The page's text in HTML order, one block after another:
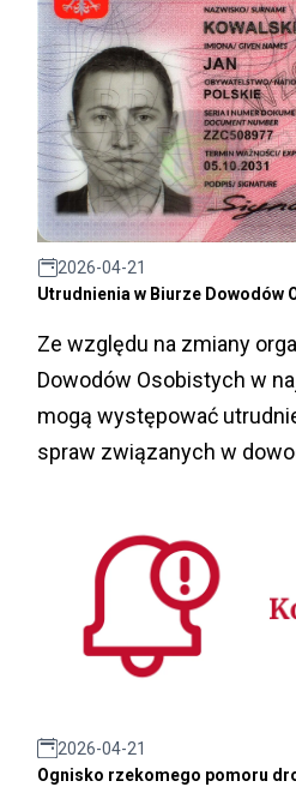
2026-04-21
Utrudnienia w Biurze Dowodów
Ze względu na zmiany
Dowodów Osobistych w
mogą występować
spraw związanych w
2026-04-21
Ognisko rzekomego pomoru